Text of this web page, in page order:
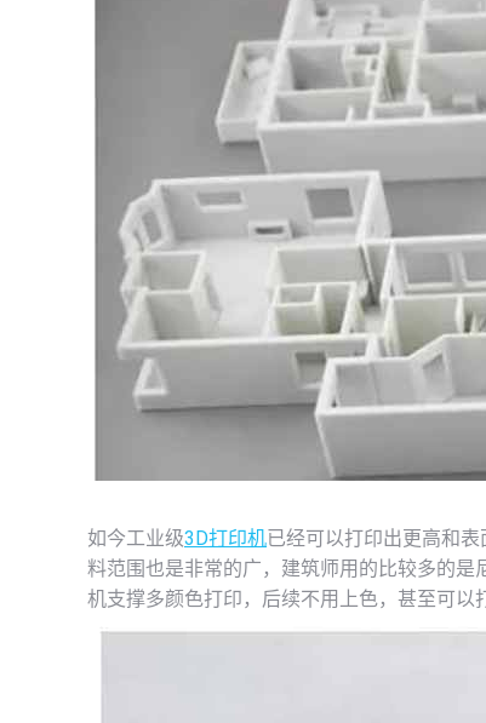
如今工业级3D打印机已经可以打印出更高和
料范围也是非常的广，建筑师用的比较多的
机支撑多颜色打印，后续不用上色，甚至可以